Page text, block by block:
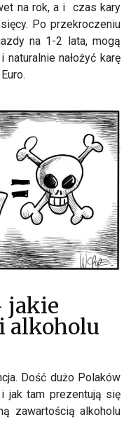
na rok, a i czas kary
Po przekroczeniu
na 1-2 lata, mogą
nałożyć karę
jakie
alkoholu
Dość dużo Polaków
jak tam prezentują się
zawartością alkoholu